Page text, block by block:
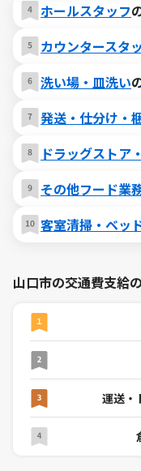
ホールスタッフ
カウンタースタ
洗い場・皿洗い
発送・仕分け・
ドラッグストア
その他フード業
客室清掃・ベッ
山口市の交通費支給
運送・